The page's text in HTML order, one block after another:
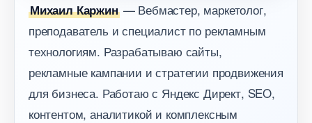
Михаил Каржин— Вебмастер, маркетолог,
преподаватель и специалист по рекламным
технологиям. Разрабатываю сайты,
рекламные кампании и стратегии продвижения
для бизнеса. Работаю с Яндекс Директ, SEO,
контентом, аналитикой и комплексным